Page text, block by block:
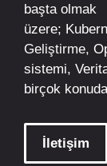
başta olmak
üzere;
Geliştirme,
sistemi,
birçok
İletişim